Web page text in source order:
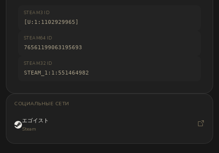
STEAM3 ID
[U:1:1102929965]
STEAM64 ID
76561199063195693
STEAM32 ID
STEAM_1:1:551464982
СОЦИАЛЬНЫЕ СЕТИ
エゴイスト
Steam
ги
аг
у
т
а
а
д
л
в